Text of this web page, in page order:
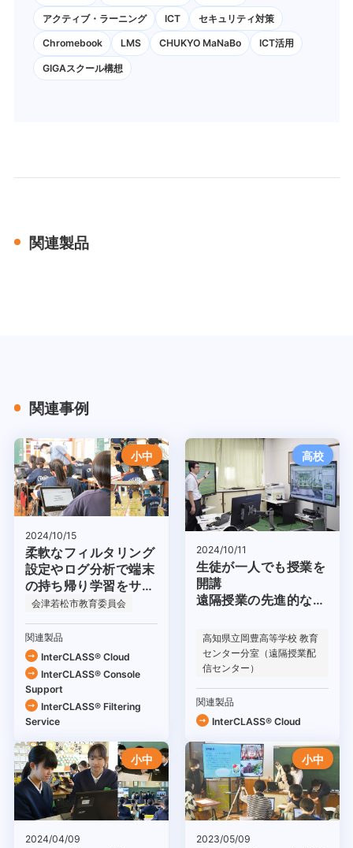
アクティブ・ラーニング ICT セキュリティ対策
Chromebook LMS CHUKYO MaNaBo ICT活用
GIGAスクール構想
関連製品
関連事例
小中
2024/10/15
柔軟なフィルタリング
設定やログ分析で端末
の持ち帰り学習をサポ
ート
会津若松市教育委員会
関連製品
InterCLASS® Cloud
InterCLASS®︎ Console
Support
InterCLASS®︎ Filtering
Service
高校
2024/10/11
生徒が一人でも授業を
開講
遠隔授業の先進的な取
高知県立岡豊高等学校 教育
センター分室（遠隔授業配
信センター）
関連製品
InterCLASS® Cloud
小中
2024/04/09
小中
2023/05/09